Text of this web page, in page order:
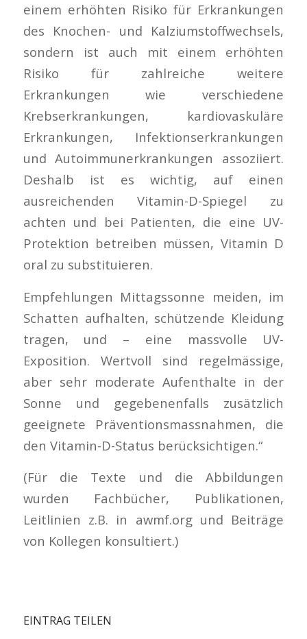
einem erhöhten Risiko für Erkrankungen
des Knochen- und Kalziumstoffwechsels,
sondern ist auch mit einem erhöhten
Risiko für zahlreiche weitere
Erkrankungen wie verschiedene
Krebserkrankungen, kardiovaskuläre
Erkrankungen, Infektionserkrankungen
und Autoimmunerkrankungen assoziiert.
Deshalb ist es wichtig, auf einen
ausreichenden Vitamin-D-Spiegel zu
achten und bei Patienten, die eine UV-
Protektion betreiben müssen, Vitamin D
oral zu substituieren.
Empfehlungen Mittagssonne meiden, im
Schatten aufhalten, schützende Kleidung
tragen, und – eine massvolle UV-
Exposition. Wertvoll sind regelmässige,
aber sehr moderate Aufenthalte in der
Sonne und gegebenenfalls zusätzlich
geeignete Präventionsmassnahmen, die
den Vitamin-D-Status berücksichtigen.“
(Für die Texte und die Abbildungen
wurden Fachbücher, Publikationen,
Leitlinien z.B. in awmf.org und Beiträge
von Kollegen konsultiert.)
EINTRAG TEILEN